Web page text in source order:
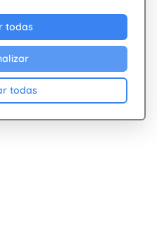
todas
todas